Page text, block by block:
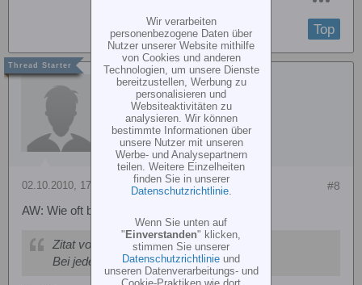
Top
Heli-Player
#8
02.10.2010, 17:40
AW: Wie oft balanciert ihr eure Lipo´s?
Zitat von
Chorge
Bei jedem Ladevorgang
Wir verarbeiten
personenbezogene Daten über
Nutzer unserer Website mithilfe
von Cookies und anderen
Technologien, um unsere Dienste
bereitzustellen, Werbung zu
personalisieren und
Websiteaktivitäten zu
analysieren. Wir können
bestimmte Informationen über
unsere Nutzer mit unseren
Werbe- und Analysepartnern
teilen. Weitere Einzelheiten
finden Sie in unserer
Datenschutzrichtlinie.
Wenn Sie unten auf
"Einverstanden" klicken,
stimmen Sie unserer
Datenschutzrichtlinie und
unseren Datenverarbeitungs- und
Cookie-Praktiken wie dort